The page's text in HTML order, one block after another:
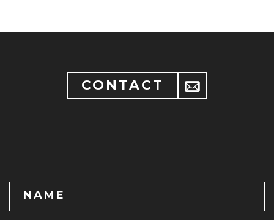
CONTACT
NAME